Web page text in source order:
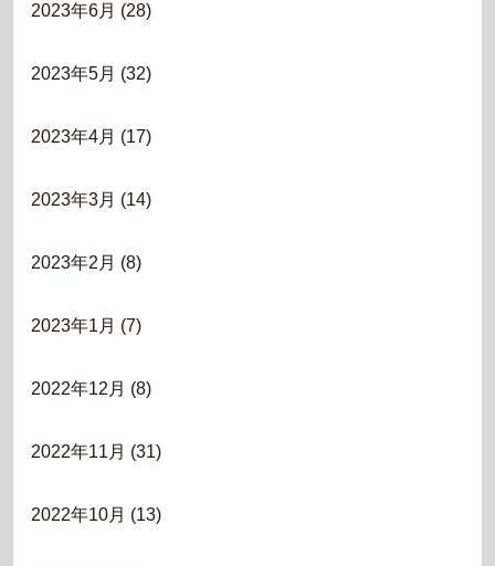
2023年6月 (28)
2023年5月 (32)
2023年4月 (17)
2023年3月 (14)
2023年2月 (8)
2023年1月 (7)
2022年12月 (8)
2022年11月 (31)
2022年10月 (13)